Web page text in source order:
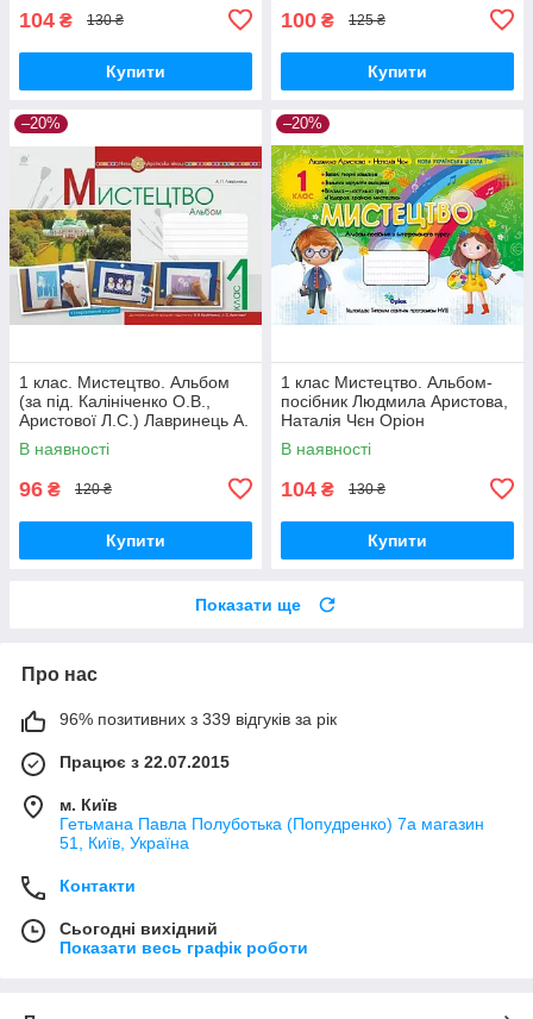
104 ₴ 130 ₴
Купити
100 ₴ 125 ₴
Купити
–20%
1 клас. Мистецтво. Альбом
(за під. Калініченко О.В.,
Аристової Л.С.) Лавринець А.
П. Богдан
В наявності
96 ₴ 120 ₴
Купити
–20%
1 клас Мистецтво. Альбом-
посібник Людмила Аристова,
Наталія Чєн Оріон
В наявності
104 ₴ 130 ₴
Купити
Показати ще
Про нас
96% позитивних з 339 відгуків за рік
Працює з 22.07.2015
м. Київ
Гетьмана Павла Полуботька (Попудренко) 7а магазин
51, Київ, Україна
Контакти
Сьогодні вихідний
Показати весь графік роботи